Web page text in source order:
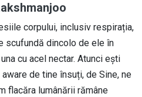
corpului, inclusiv respirația,
scufundă dincolo de ele în
cu acel nectar. Atunci ești
de tine însuți, de Sine, ne
flacăra lumânării rămâne